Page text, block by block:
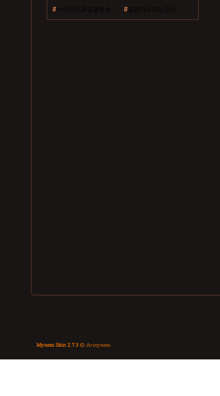
아이러브유일본방송
골든디스크뉴진스
Mynem Skin 2.7.3 © Armynem